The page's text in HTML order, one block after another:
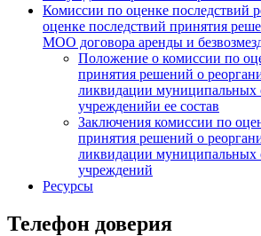
Комиссии по оценке последствий
оценке последствий принятия
МОО договора аренды и
Положение о комиссии по
принятия решений о
ликвидации муниципальных
учрежденийи ее состав
Заключения комиссии по
принятия решений о
ликвидации муниципальных
учреждений
Ресурсы
Телефон доверия